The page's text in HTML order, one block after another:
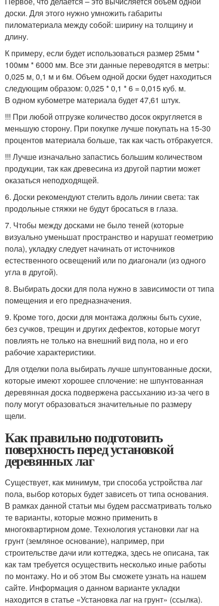
доски. Для этого нужно умножить габариты
пиломатериала между собой: ширину на толщину и
длину.
К примеру, если будет использоваться размер 25мм *
100мм * 6000 мм. Все эти данные переводятся в метры:
0,025 м, 0,1 м и 6м. Объем одной доски будет находиться
следующим образом: 0,025 * 0,1 * 6 = 0,015 куб. м.
В одном кубометре материала будет 47,61 штук.
!!! При любой отгрузке количество досок округляется в
меньшую сторону. При покупке лучше покупать на 15-30
процентов материала больше, так как часть отбракуется.
!!! Лучше изначально запастись большим количеством
продукции, так как древесина из другой партии может
оказаться неподходящей.
6. Доски рекомендуют стелить вдоль линии света: так
продольные стяжки не будут бросаться в глаза.
7. Чтобы между досками не было теней (которые
визуально уменьшат пространство и нарушат геометрию
пола), укладку следует начинать от источников
естественного освещений или по диагонали (из одного
угла в другой).
8. Выбирать доски для пола нужно в зависимости от типа
помещения и его предназначения.
9. Кроме того, доски для монтажа должны быть сухие,
без сучков, трещин и других дефектов, которые могут
повлиять не только на внешний вид пола, но и его
рабочие характеристики.
Для отделки пола выбирать лучше шпунтованные доски,
которые имеют хорошее сплочение: не шпунтованная
деревянная доска подвержена рассыханию из-за чего в
полу могут образоваться значительные по размеру
щели.
Как правильно подготовить
поверхность перед установкой
деревянных лаг
Существует, как минимум, три способа устройства лаг
пола, выбор которых будет зависеть от типа основания.
В рамках данной статьи мы будем рассматривать только
те варианты, которые можно применить в
многоквартирном доме. Технология установки лаг на
грунт (земляное основание), например, при
строительстве дачи или коттеджа, здесь не описана, так
как там требуется осуществить несколько иные работы
по монтажу. Но и об этом Вы сможете узнать на нашем
сайте. Информация о данном варианте укладки
находится в статье «Установка лаг на грунт» (ссылка).